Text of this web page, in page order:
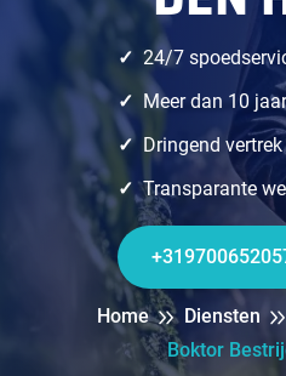
24/7
Meer dan 10
Dringend
Transparante
Home Diensten
Boktor